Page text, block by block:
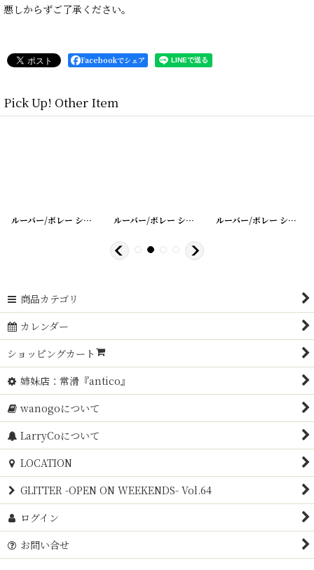
悪しからずご了承ください。
Facebookでシェア
Pick Up! Other Item
[20200401-26 ]
ルーバー/ボレー シャッター シングル [20200401-36 ]
ルーバー/ボレー シャッター シングル [20200401-
ルーバー/ボレー シャッター シングル
商品カテゴリ
カレンダー
ショッピングカート
姉妹店：常滑『antico』
wanogoについて
LarryCoについて
LOCATION
GLITTER -OPEN ON WEEKENDS- Vol.64
ログイン
お問い合せ